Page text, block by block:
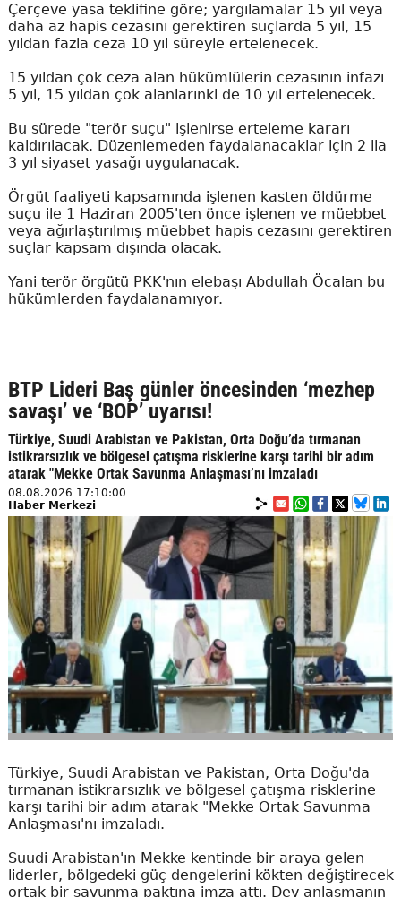
Çerçeve yasa teklifine göre; yargılamalar 15 yıl veya
daha az hapis cezasını gerektiren suçlarda 5 yıl, 15
yıldan fazla ceza 10 yıl süreyle ertelenecek.
15 yıldan çok ceza alan hükümlülerin cezasının infazı
5 yıl, 15 yıldan çok alanlarınki de 10 yıl ertelenecek.
Bu sürede "terör suçu" işlenirse erteleme kararı
kaldırılacak. Düzenlemeden faydalanacaklar için 2 ila
3 yıl siyaset yasağı uygulanacak.
Örgüt faaliyeti kapsamında işlenen kasten öldürme
suçu ile 1 Haziran 2005'ten önce işlenen ve müebbet
veya ağırlaştırılmış müebbet hapis cezasını gerektiren
suçlar kapsam dışında olacak.
Yani terör örgütü PKK'nın elebaşı Abdullah Öcalan bu
hükümlerden faydalanamıyor.
BTP Lideri Baş günler öncesinden ‘mezhep
savaşı’ ve ‘BOP’ uyarısı!
Türkiye, Suudi Arabistan ve Pakistan, Orta Doğu’da tırmanan
istikrarsızlık ve bölgesel çatışma risklerine karşı tarihi bir adım
atarak "Mekke Ortak Savunma Anlaşması’nı imzaladı
08.08.2026 17:10:00
Haber Merkezi
Türkiye, Suudi Arabistan ve Pakistan, Orta Doğu'da
tırmanan istikrarsızlık ve bölgesel çatışma risklerine
karşı tarihi bir adım atarak "Mekke Ortak Savunma
Anlaşması'nı imzaladı.
Suudi Arabistan'ın Mekke kentinde bir araya gelen
liderler, bölgedeki güç dengelerini kökten değiştirecek
ortak bir savunma paktına imza attı. Dev anlaşmanın